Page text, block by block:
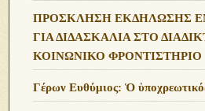
ΠΡΟΣΚΛΗΣΗ ΕΚΔΗΛΩΣΗΣ
ΓΙΑ ΔΙΔΑΣΚΑΛΙΑ ΣΤΟ
ΚΟΙΝΩΝΙΚΟ ΦΡΟΝΤΙΣΤΗΡΙΟ
Γέρων Ευθύμιος: Ὁ